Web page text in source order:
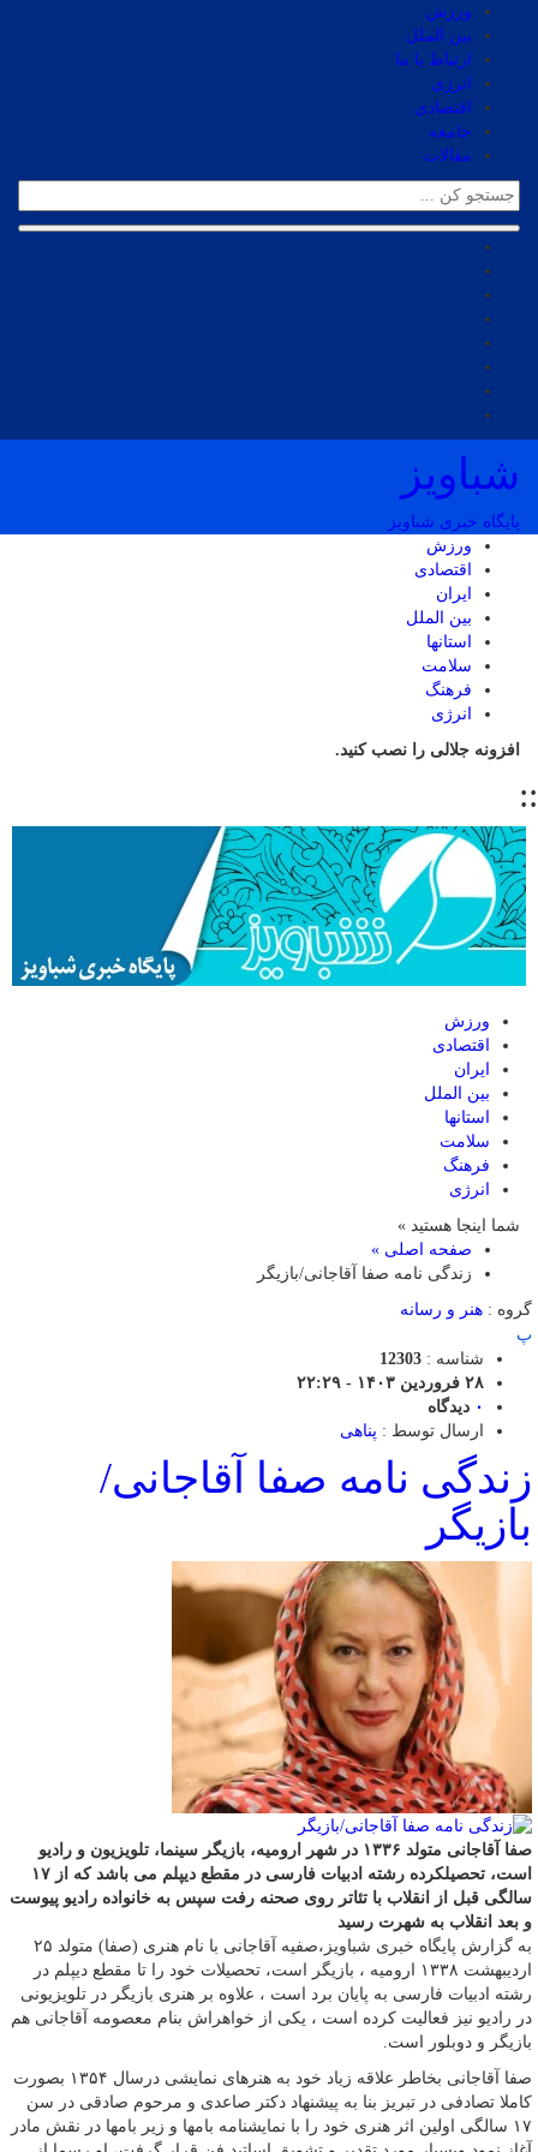
ورزش
بین الملل
ارتباط با ما
انرژی
اقتصادی
جامعه
مقالات
شباویز
پایگاه خبری شباویز
ورزش
اقتصادی
ایران
بین الملل
استانها
سلامت
فرهنگ
انرژی
افزونه جلالی را نصب کنید.
::
ورزش
اقتصادی
ایران
بین الملل
استانها
سلامت
فرهنگ
انرژی
شما اینجا هستید »
صفحه اصلی »
زندگی نامه صفا آقاجانی/بازیگر
گروه : هنر و رسانه
پ
شناسه : 12303
۲۸ فروردین ۱۴۰۳ - ۲۲:۲۹
۰ دیدگاه
ارسال توسط : پناهی
زندگی نامه صفا آقاجانی/
بازیگر
صفا آقاجانی متولد ۱۳۳۶ در شهر ارومیه، بازیگر سینما، تلویزیون و رادیو
است، تحصیلکرده رشته ادبیات فارسی در مقطع دیپلم می باشد که از ۱۷
سالگی قبل از انقلاب با تئاتر روی صحنه رفت سپس به خانواده رادیو پیوست
و بعد انقلاب به شهرت رسید
به گزارش پایگاه خبری شباویز،صفیه آقاجانی با نام هنری (صفا) متولد ۲۵
اردیبهشت ۱۳۳۸ ارومیه ، بازیگر است، تحصیلات خود را تا مقطع دیپلم در
رشته ادبیات فارسی به پایان برد است ، علاوه بر هنری بازیگر در تلویزیونی
در رادیو نیز فعالیت کرده است ، یکی از خواهراش بنام معصومه آقاجانی هم
بازیگر و دوبلور است.
صفا آقاجانی بخاطر علاقه زیاد خود به هنرهای نمایشی درسال ۱۳۵۴ بصورت
کاملا تصادفی در تبریز بنا به پیشنهاد دکتر صاعدی و مرحوم صادقی در سن
۱۷ سالگی اولین اثر هنری خود را با نمایشنامه بامها و زیر بامها در نقش مادر